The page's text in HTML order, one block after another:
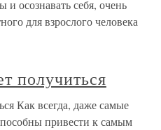
осознавать себя, очень
для взрослого человека
получиться
Как всегда, даже самые
привести к самым